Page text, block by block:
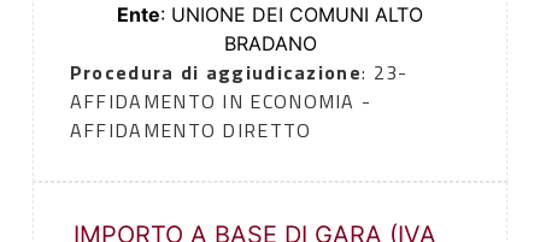
Ente: UNIONE DEI COMUNI ALTO
BRADANO
Procedura di aggiudicazione: 23-
AFFIDAMENTO IN ECONOMIA -
AFFIDAMENTO DIRETTO
IMPORTO A BASE DI GARA (IVA